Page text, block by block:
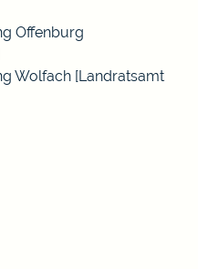
Offenburg
Wolfach [Landratsamt